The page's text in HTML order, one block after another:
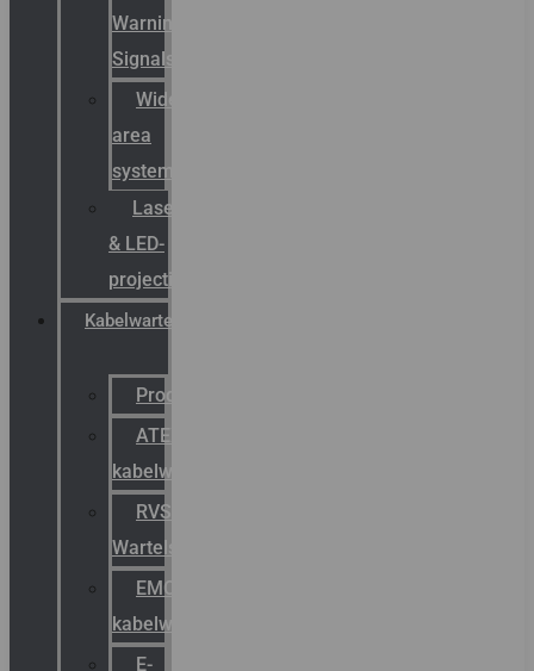
Warning
Signals
Wide
area
systemen
Laserbelijning
& LED-
projectie
Kabelwartels
Productcatalogus
ATEX
kabelwartels
RVS
Wartels
EMC
kabelwartels
E-